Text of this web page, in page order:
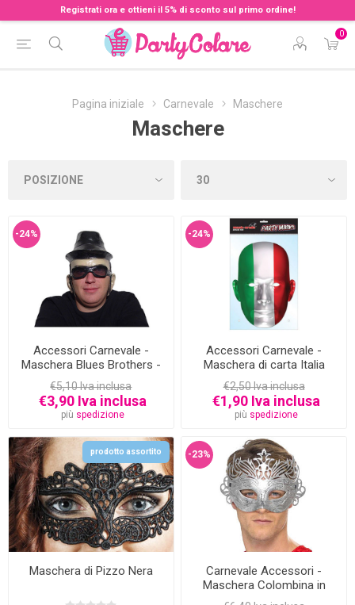
Registrati ora e ottieni il 5% di sconto sul primo ordine!
0
Pagina iniziale Carnevale Maschere
Maschere
-24%
Accessori Carnevale -
Maschera Blues Brothers -
Taglia unica
€5,10 Iva inclusa
€3,90 Iva inclusa
più spedizione
-24%
Accessori Carnevale -
Maschera di carta Italia
€2,50 Iva inclusa
€1,90 Iva inclusa
più spedizione
prodotto assortito
Maschera di Pizzo Nera
-23%
Carnevale Accessori -
Maschera Colombina in
plastica Argento